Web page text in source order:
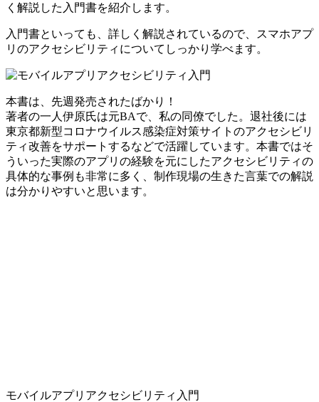
く解説した入門書を紹介します。
入門書といっても、詳しく解説されているので、スマホアプ
リのアクセシビリティについてしっかり学べます。
本書は、先週発売されたばかり！
著者の一人伊原氏は元BAで、私の同僚でした。退社後には
東京都新型コロナウイルス感染症対策サイトのアクセシビリ
ティ改善をサポートするなどで活躍しています。本書ではそ
ういった実際のアプリの経験を元にしたアクセシビリティの
具体的な事例も非常に多く、制作現場の生きた言葉での解説
は分かりやすいと思います。
モバイルアプリアクセシビリティ入門